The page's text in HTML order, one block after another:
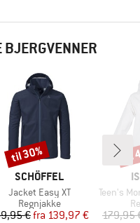
BJERGVENNER
MÆRKE
SCHÖFFEL
Artikel
Jacket Easy XT
Produktgruppe
Regnjakke
Pris
€ Nedsat pris
fra 139,97 €
Rabat
til 30%
Artikel
Teen's
179,95